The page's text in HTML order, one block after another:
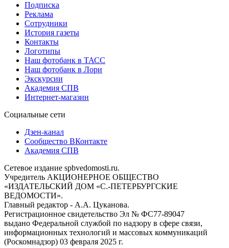
Подписка
Реклама
Сотрудники
История газеты
Контакты
Логотипы
Наш фотобанк в ТАСС
Наш фотобанк в Лори
Экскурсии
Академия СПВ
Интернет-магазин
Социальные сети
Дзен-канал
Сообщество ВКонтакте
Академия СПВ
Сетевое издание spbvedomosti.ru.
Учредитель АКЦИОНЕРНОЕ ОБЩЕСТВО
«ИЗДАТЕЛЬСКИЙ ДОМ «С.-ПЕТЕРБУРГСКИЕ
ВЕДОМОСТИ».
Главный редактор - А.А. Цуканова.
Регистрационное свидетельство Эл № ФС77-89047
выдано Федеральной службой по надзору в сфере связи,
информационных технологий и массовых коммуникаций
(Роскомнадзор) 03 февраля 2025 г.